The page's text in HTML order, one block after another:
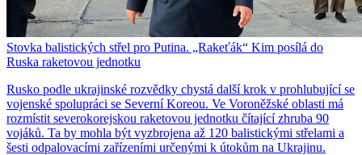
Stovka balistických střel pro Putina. „Rakeťák“ Kim posílá do
Ruska raketovou jednotku
Rusko podle ukrajinské rozvědky chystá další krok v prohlubující se
vojenské spolupráci se Severní Koreou. Ve Voroněžské oblasti má
rozmístit severokorejskou raketovou jednotku čítající zhruba 90
vojáků. Ta by mohla být vyzbrojena až 120 balistickými střelami a
šesti odpalovacími zařízeními určenými k útokům na Ukrajinu.